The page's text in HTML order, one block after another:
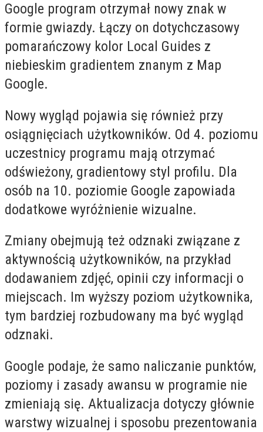
Google program otrzymał nowy znak w
formie gwiazdy. Łączy on dotychczasowy
pomarańczowy kolor Local Guides z
niebieskim gradientem znanym z Map
Google.
Nowy wygląd pojawia się również przy
osiągnięciach użytkowników. Od 4. poziomu
uczestnicy programu mają otrzymać
odświeżony, gradientowy styl profilu. Dla
osób na 10. poziomie Google zapowiada
dodatkowe wyróżnienie wizualne.
Zmiany obejmują też odznaki związane z
aktywnością użytkowników, na przykład
dodawaniem zdjęć, opinii czy informacji o
miejscach. Im wyższy poziom użytkownika,
tym bardziej rozbudowany ma być wygląd
odznaki.
Google podaje, że samo naliczanie punktów,
poziomy i zasady awansu w programie nie
zmieniają się. Aktualizacja dotyczy głównie
warstwy wizualnej i sposobu prezentowania